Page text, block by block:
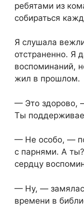
ребятами из
собираться
Я слушала
отстраненно. Я
воспоминаний,
жил в прошлом.
— Это здорово,
Ты
— Не особо, —
с парнями. А
сердцу
— Ну, —
времени в